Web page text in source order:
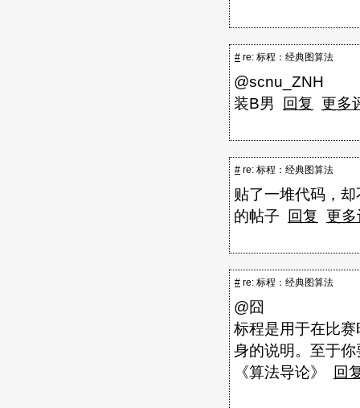
# re: 标程：经典图算法
@scnu_ZNH
装B男
回复 更多
# re: 标程：经典图算法
贴了一堆代码，
的帖子
回复 更
# re: 标程：经典图算法
@囧
标程是用于在比
身的说明。至于
《算法导论》
回